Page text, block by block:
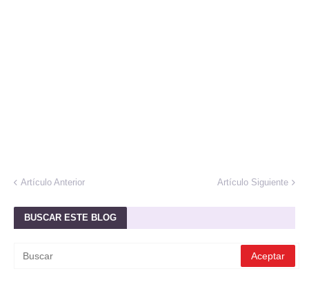
Artículo Anterior Artículo Siguiente
BUSCAR ESTE BLOG